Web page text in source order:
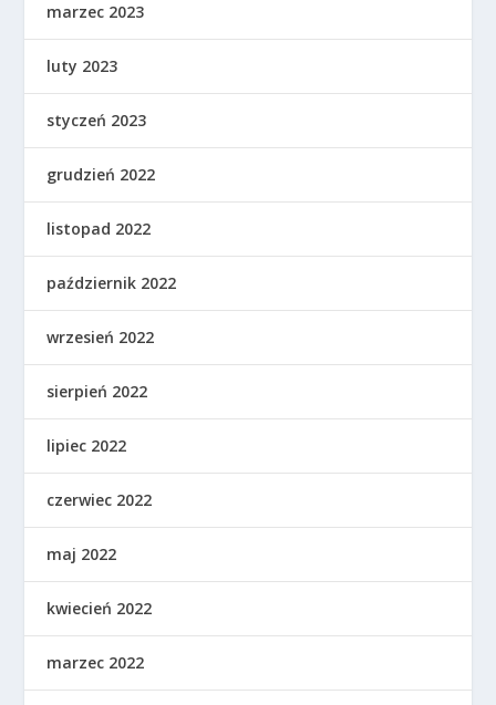
marzec 2023
luty 2023
styczeń 2023
grudzień 2022
listopad 2022
październik 2022
wrzesień 2022
sierpień 2022
lipiec 2022
czerwiec 2022
maj 2022
kwiecień 2022
marzec 2022